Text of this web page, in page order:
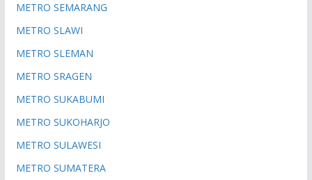
METRO SEMARANG
METRO SLAWI
METRO SLEMAN
METRO SRAGEN
METRO SUKABUMI
METRO SUKOHARJO
METRO SULAWESI
METRO SUMATERA